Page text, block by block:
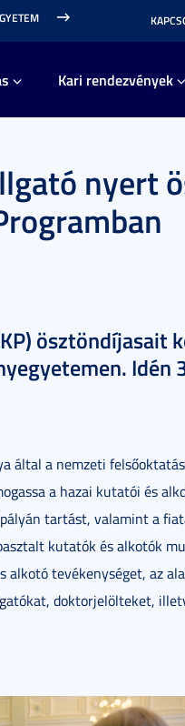
Kari rendezvények
nyert
ösztöndíjasait
Idén
által a nemzeti
a hazai kutatói és
tartást, valamint a
kutatók és alkotók
tevékenységet, az
doktorjelölteket,